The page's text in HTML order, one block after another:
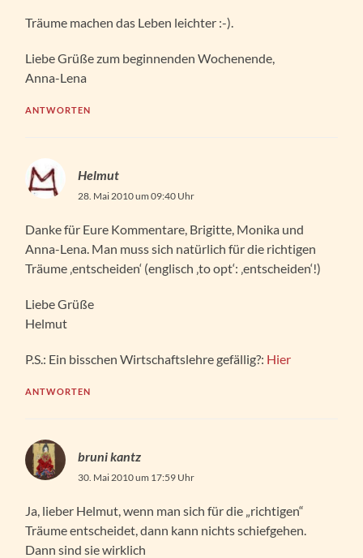
Träume machen das Leben leichter :-).
Liebe Grüße zum beginnenden Wochenende,
Anna-Lena
ANTWORTEN
Helmut
28. Mai 2010 um 09:40 Uhr
Danke für Eure Kommentare, Brigitte, Monika und
Anna-Lena. Man muss sich natürlich für die richtigen
Träume ‚entscheiden‘ (englisch ‚to opt‘: ‚entscheiden‘!)
Liebe Grüße
Helmut
P.S.: Ein bisschen Wirtschaftslehre gefällig?: Hier
ANTWORTEN
bruni kantz
30. Mai 2010 um 17:59 Uhr
Ja, lieber Helmut, wenn man sich für die „richtigen“
Träume entscheidet, dann kann nichts schiefgehen.
Dann sind sie wirklich